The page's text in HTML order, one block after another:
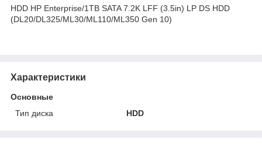
HDD HP Enterprise/1TB SATA 7.2K LFF (3.5in) LP DS HDD
(DL20/DL325/ML30/ML110/ML350 Gen 10)
Характеристики
Основные
Тип диска
HDD